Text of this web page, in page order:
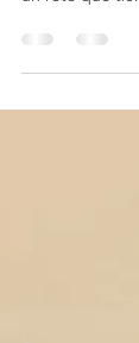
un reto que